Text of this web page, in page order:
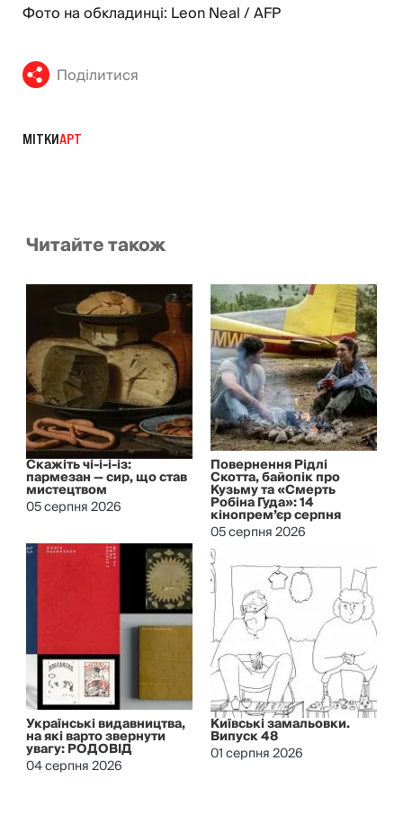
Фото на обкладинці: Leon Neal / AFP
Поділитися
МІТКИАРТ
Читайте також
Скажіть чі-і-і-із:
пармезан — сир, що став
мистецтвом
05 серпня 2026
Повернення Рідлі
Скотта, байопік про
Кузьму та «Смерть
Робіна Гуда»: 14
кінопрем’єр серпня
05 серпня 2026
Українські видавництва,
на які варто звернути
увагу: РОДОВІД
04 серпня 2026
Київські замальовки.
Випуск 48
01 серпня 2026